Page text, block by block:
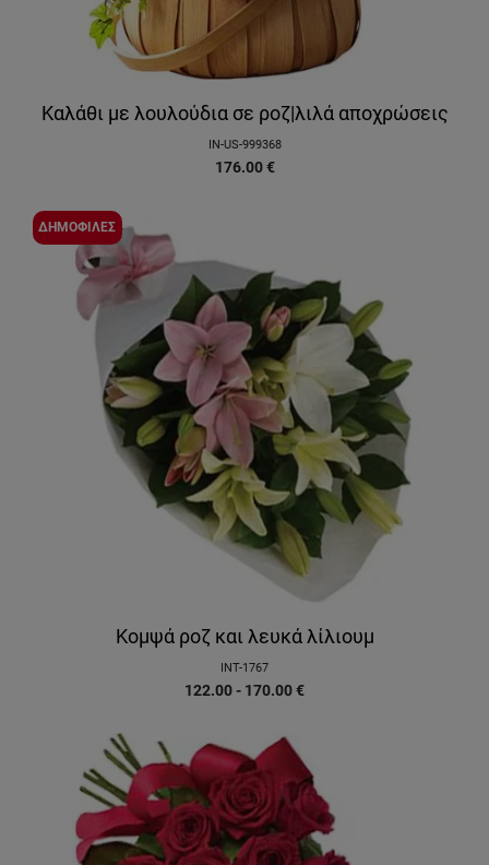
Καλάθι με λουλούδια σε ροζ|λιλά αποχρώσεις
IN-US-999368
176.00 €
ΔΗΜΟΦΙΛΕΣ
Κομψά ροζ και λευκά λίλιουμ
INT-1767
122.00 - 170.00€